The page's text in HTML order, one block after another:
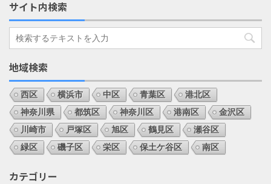
サイト内検索
地域検索
西区 横浜市 中区 青葉区
港北区
神奈川県
都筑区 神奈川区 港南区
金沢区
川崎市
戸塚区 旭区 鶴見区
瀬谷区
緑区
磯子区 栄区 保土ケ谷区 南区
カテゴリー